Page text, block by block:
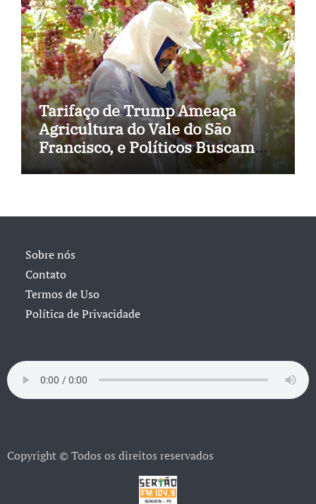
Tarifaço de Trump Ameaça
Agricultura do Vale do São
Francisco, e Políticos Buscam
Soluções
Sobre nós
Contato
Termos de Uso
Política de Privacidade
Copyright © Todos os direitos reservados